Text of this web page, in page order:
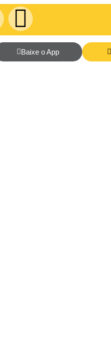
Baixe o App